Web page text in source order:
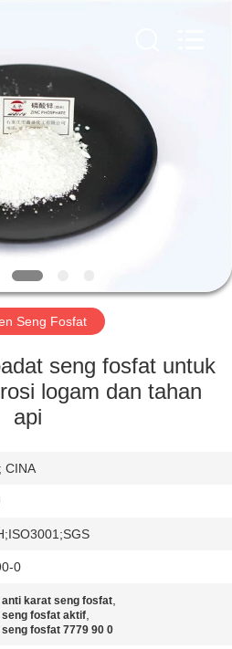
Seng Fosfat
seng fosfat untuk
logam dan tahan
api
CINA
0
anti karat seng fosfat,
seng fosfat aktif,
fosfat 7779 90 0